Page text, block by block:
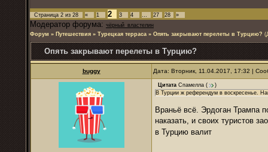
Страница 2 из 28 « 1 2 3 4 … 27 28 »
Модератор форума: чёрный_властелин
Форум » Путешествия » Турецкая терраса » Опять закрывают перелеты в Турцию?
Опять закрывают перелеты в Турцию?
buggy Дата: Вторник, 11.04.2017, 17:32 |
Цитата Спамелла (
)
В Турции ж референдум в воскресенье.
Враньё всё. Эрдоган Трампа
наказать, и своих туристов
в Турцию валит